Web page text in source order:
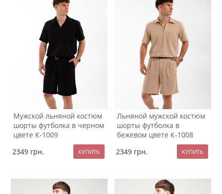
Мужской льняной костюм
шорты футболка в черном
цвете К-1009
2349 грн.
Льняной мужской костюм
шорты футболка в
бежевом цвете К-1008
2349 грн.